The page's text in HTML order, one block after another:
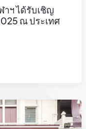
าฯ ได้รับเชิญ
ณ ประเทศ